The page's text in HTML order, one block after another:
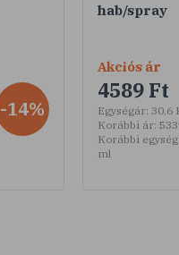
-14%
hab/spray
Akciós ár
4589 Ft
Egységár: 30,6
Korábbi ár:
Korábbi
ml